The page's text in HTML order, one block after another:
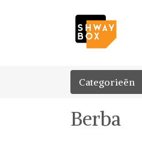
Categorieën
Berba